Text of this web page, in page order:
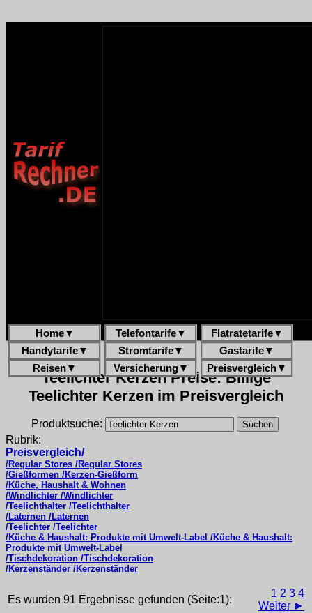
Home▼ Telefontarife▼ Flatratetarife▼
Handytarife▼ Stromtarife▼ Gastarife▼
Reisen▼ Versicherung▼ Preisvergleich▼
Teelichter Kerzen Preise: Billige
Teelichter Kerzen im Preisvergleich
Produktsuche:
Rubrik:
Preisvergleich/
/Regular Stores /Regular Stores
/Gießformen /Kerzen-Gießform
/Küche, Haushalt & Wohnen
/Windlichter /Windlichter
/Teelichthalter /Teelichthalter
/Laternen /Laternen
/Teelichter /Teelichter
/Küche & Haushalt: Produkte mit Umwelt-Label /Küche & Haushalt:
Produkte mit Umwelt-Label
/Tischdekoration /Tischdekoration
/Kerzenständer /Kerzenständer
Es wurden 91 Ergebnisse gefunden (Seite:1):
1 2 3 4
Weiter ►